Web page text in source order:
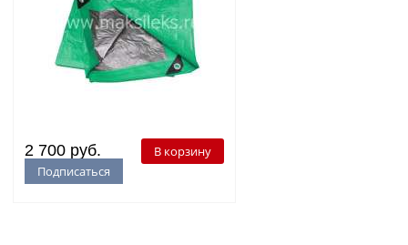
2 700 руб.
В корзину
Подписаться